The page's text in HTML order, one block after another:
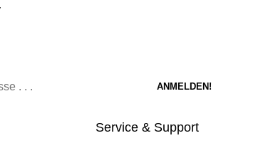
Service & Support